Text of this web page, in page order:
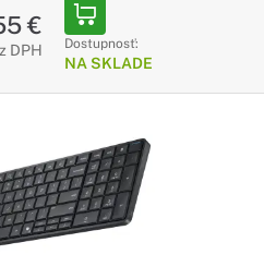
€
DPH Dostupnosť:
NA SKLADE